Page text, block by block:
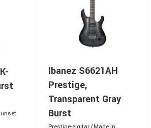
Ibanez S6621AH
Prestige,
Transparent Gray
Burst